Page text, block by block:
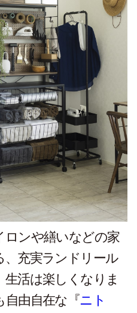
ロンや繕いなどの家
充実ランドリール
活は楽しくなりま
由自在な『ニト